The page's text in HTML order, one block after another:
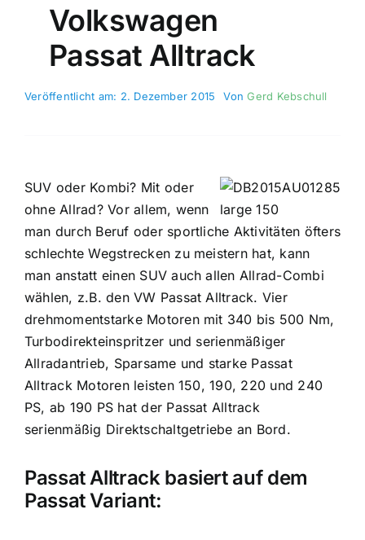
Volkswagen
Passat Alltrack
Veröffentlicht am: 2. Dezember 2015 VonGerd Kebschull
SUV oder Kombi? Mit oder
ohne Allrad? Vor allem, wenn
man durch Beruf oder sportliche Aktivitäten öfters
schlechte Wegstrecken zu meistern hat, kann
man anstatt einen SUV auch allen Allrad-Combi
wählen, z.B. den VW Passat Alltrack. Vier
drehmomentstarke Motoren mit 340 bis 500 Nm,
Turbodirekteinspritzer und serienmäßiger
Allradantrieb, Sparsame und starke Passat
Alltrack Motoren leisten 150, 190, 220 und 240
PS, ab 190 PS hat der Passat Alltrack
serienmäßig Direktschaltgetriebe an Bord.
Passat Alltrack basiert auf dem
Passat Variant: